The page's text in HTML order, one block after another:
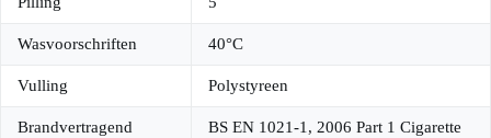
Wasvoorschriften 40°C
Vulling Polystyreen
Brandvertragend BS EN 1021-1, 2006 Part 1 Cigarette